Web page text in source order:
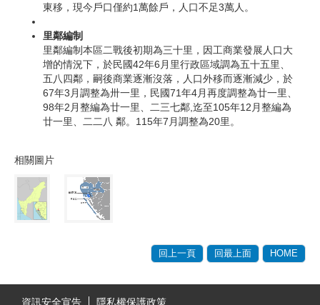
東移，現今戶口僅約1萬餘戶，人口不足3萬人。
里鄰編制
里鄰編制本區二戰後初期為三十里，因工商業發展人口大
增的情況下，於民國42年6月里行政區域調為五十五里、
五八四鄰，嗣後商業逐漸沒落，人口外移而逐漸減少，於
67年3月調整為卅一里，民國71年4月再度調整為廿一里、
98年2月整編為廿一里、二三七鄰,迄至105年12月整編為
廿一里、二二八 鄰。115年7月調整為20里。
相關圖片
回上一頁 回最上面 HOME
資訊安全宣告
隱私權保護政策